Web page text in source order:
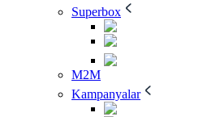
Superbox
M2M
Kampanyalar